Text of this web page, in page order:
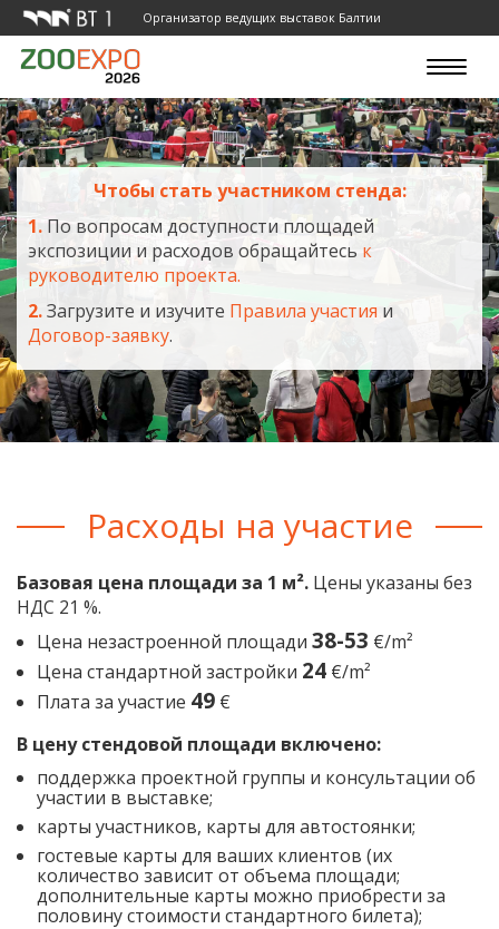
Организатор ведущих выставок Балтии
Toggle
Чтобы стать участником стенда:
1. По вопросам доступности площадей
экспозиции и расходов обращайтесь к
руководителю проекта.
2.Загрузите и изучите Правила участия и
Договор-заявку.
Расходы на участие
Базовая цена площади за 1 м². Цены указаны без
НДС 21 %.
Цена незастроенной площади 38-53 €/m²
Цена стандартной застройки 24 €/m²
Плата за участие 49 €
В цену стендовой площади включено:
поддержка проектной группы и консультации об
участии в выставке;
карты участников, карты для автостоянки;
гостевые карты для ваших клиентов (их
количество зависит от объема площади;
дополнительные карты можно приобрести за
половину стоимости стандартного билета);